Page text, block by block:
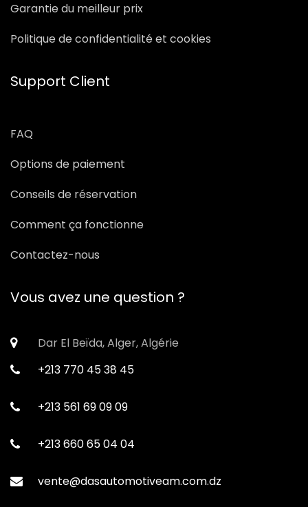
Garantie du meilleur prix
Politique de confidentialité et cookies
Support Client
FAQ
Options de paiement
Conseils de réservation
Comment ça fonctionne
Contactez-nous
Vous avez une question ?
Dar El Beïda, Alger, Algérie
+213 770 45 38 45
+213 561 69 09 09
+213 660 65 04 04
vente@dasautomotiveam.com.dz